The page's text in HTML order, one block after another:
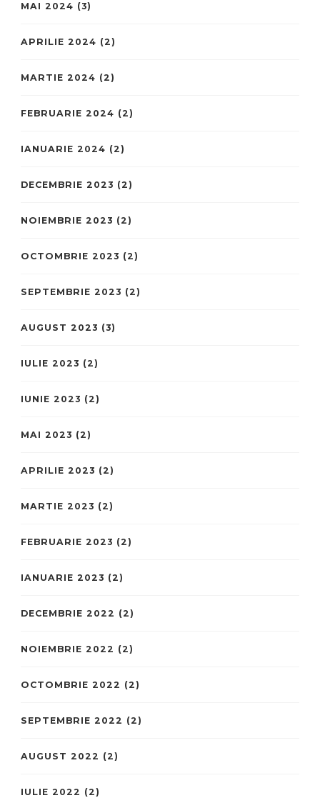
MAI 2024 (3)
APRILIE 2024 (2)
MARTIE 2024 (2)
FEBRUARIE 2024 (2)
IANUARIE 2024 (2)
DECEMBRIE 2023 (2)
NOIEMBRIE 2023 (2)
OCTOMBRIE 2023 (2)
SEPTEMBRIE 2023 (2)
AUGUST 2023 (3)
IULIE 2023 (2)
IUNIE 2023 (2)
MAI 2023 (2)
APRILIE 2023 (2)
MARTIE 2023 (2)
FEBRUARIE 2023 (2)
IANUARIE 2023 (2)
DECEMBRIE 2022 (2)
NOIEMBRIE 2022 (2)
OCTOMBRIE 2022 (2)
SEPTEMBRIE 2022 (2)
AUGUST 2022 (2)
IULIE 2022 (2)